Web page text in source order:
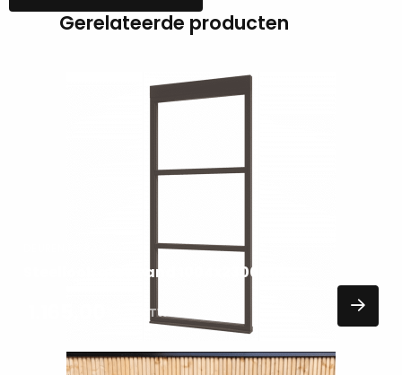
Gerelateerde producten
Steellook glaswand 1004x2300mm
EXCL. BTW